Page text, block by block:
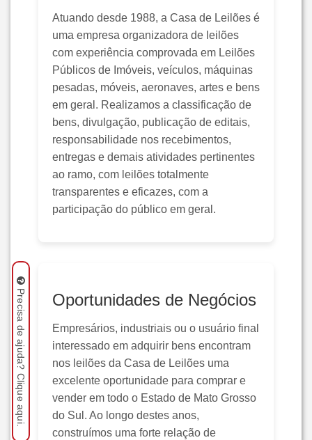
Atuando desde 1988, a Casa de Leilões é
uma empresa organizadora de leilões
com experiência comprovada em Leilões
Públicos de Imóveis, veículos, máquinas
pesadas, móveis, aeronaves, artes e bens
em geral. Realizamos a classificação de
bens, divulgação, publicação de editais,
responsabilidade nos recebimentos,
entregas e demais atividades pertinentes
ao ramo, com leilões totalmente
transparentes e eficazes, com a
participação do público em geral.
Oportunidades de Negócios
Empresários, industriais ou o usuário final
interessado em adquirir bens encontram
nos leilões da Casa de Leilões uma
excelente oportunidade para comprar e
vender em todo o Estado de Mato Grosso
do Sul. Ao longo destes anos,
construímos uma forte relação de
Precisa de ajuda? Clique aqui.